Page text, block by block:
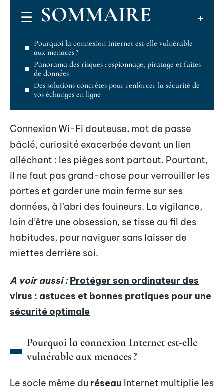
SOMMAIRE
Pourquoi la connexion Internet est-elle vulnérable
aux menaces ?
Panorama des risques : espionnage, piratage et fuites
de données
Des solutions concrètes pour renforcer la sécurité de
vos échanges en ligne
Connexion Wi-Fi douteuse, mot de passe
bâclé, curiosité exacerbée devant un lien
alléchant : les pièges sont partout. Pourtant,
il ne faut pas grand-chose pour verrouiller les
portes et garder une main ferme sur ses
données, à l’abri des fouineurs. La vigilance,
loin d’être une obsession, se tisse au fil des
habitudes, pour naviguer sans laisser de
miettes derrière soi.
A voir aussi : Protéger son ordinateur des
virus : astuces et bonnes pratiques pour une
sécurité optimale
Pourquoi la connexion Internet est-elle
vulnérable aux menaces ?
Le socle même du réseau Internet multiplie les